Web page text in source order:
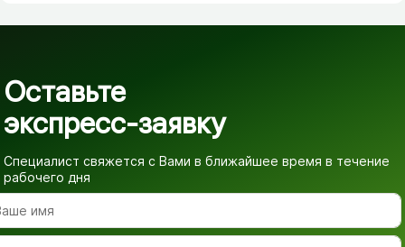
Оставьте
экспресс-заявку
Специалист свяжется с Вами в ближайшее время в течение
рабочего дня